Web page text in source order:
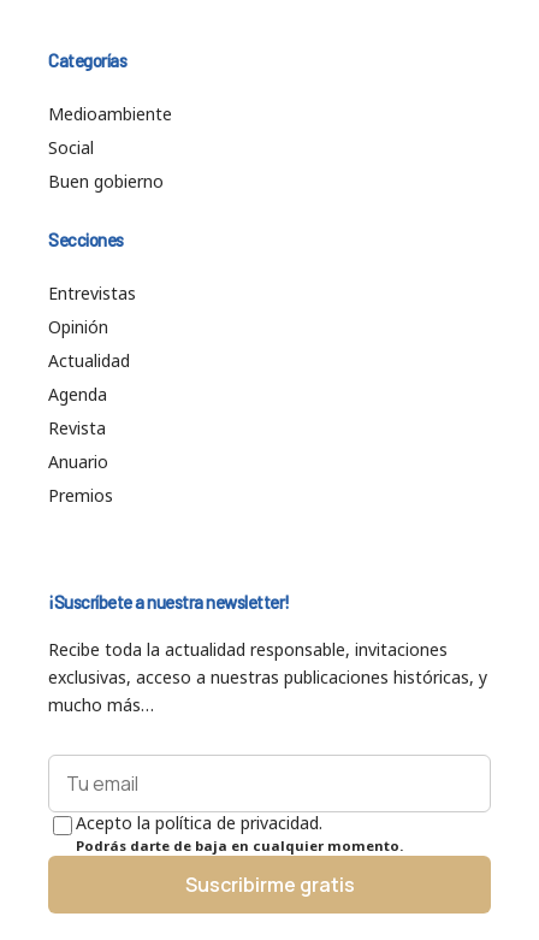
Categorías
Medioambiente
Social
Buen gobierno
Secciones
Entrevistas
Opinión
Actualidad
Agenda
Revista
Anuario
Premios
¡Suscríbete a nuestra newsletter!
Recibe toda la actualidad responsable, invitaciones
exclusivas, acceso a nuestras publicaciones históricas, y
mucho más…
Acepto la política de privacidad.
Podrás darte de baja en cualquier momento.
Suscribirme gratis